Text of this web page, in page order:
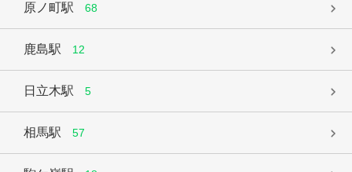
原ノ町駅 68
鹿島駅 12
日立木駅 5
相馬駅 57